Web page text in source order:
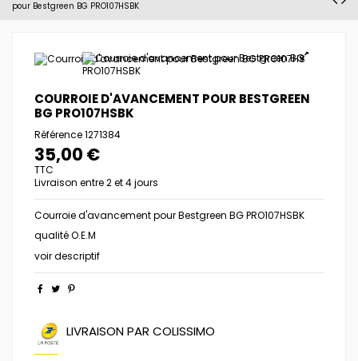
pour Bestgreen BG PRO107HSBK
COURROIE D'AVANCEMENT POUR BESTGREEN
BG PRO107HSBK
Référence1271384
35,00 €
TTC
Livraison entre 2 et 4 jours
Courroie d'avancement pour Bestgreen BG PRO107HSBK
qualité O.E.M
voir descriptif
LIVRAISON PAR COLISSIMO